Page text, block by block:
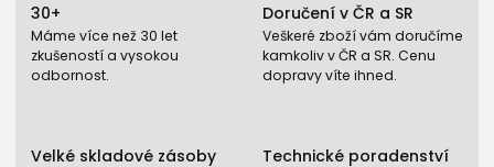
30+
Máme více než 30 let
zkušeností a vysokou
odbornost.
Doručení v ČR a SR
Veškeré zboží vám doručíme
kamkoliv v ČR a SR. Cenu
dopravy víte ihned.
Velké skladové zásoby Technické poradenství